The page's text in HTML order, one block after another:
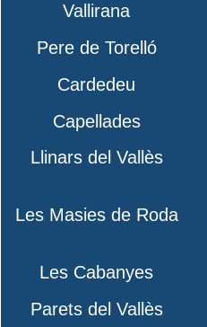
Vallirana
Pere de Torelló
Cardedeu
Capellades
Llinars del Vallès
Les Masies de Roda
Les Cabanyes
Parets del Vallès